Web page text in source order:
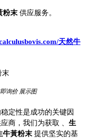
粉末 供应服务。
天然牛
询价 展示图
定性是成功的关键因
商，我们为获取
生
牛黃粉末 提供坚实的基